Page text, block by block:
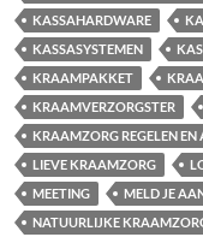
KASSAHARDWARE
KASSASYSTEMEN
KRAAMPAKKET
KRAAMVERZORGSTER
KRAAMZORG REGELEN
LIEVE KRAAMZORG
MEETING
MELD JE
NATUURLIJKE